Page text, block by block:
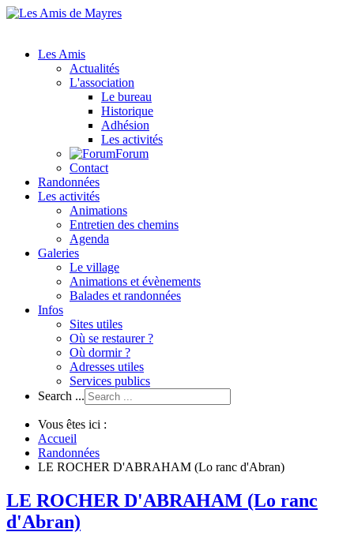
Les Amis
Actualités
L'association
Le bureau
Historique
Adhésion
Les activités
Forum
Contact
Randonnées
Les activités
Animations
Entretien des chemins
Agenda
Galeries
Le village
Animations et évènements
Balades et randonnées
Infos
Sites utiles
Où se restaurer ?
Où dormir ?
Adresses utiles
Services publics
Search ...
Vous êtes ici :
Accueil
Randonnées
LE ROCHER D'ABRAHAM (Lo ranc d'Abran)
LE ROCHER D'ABRAHAM (Lo ranc
d'Abran)